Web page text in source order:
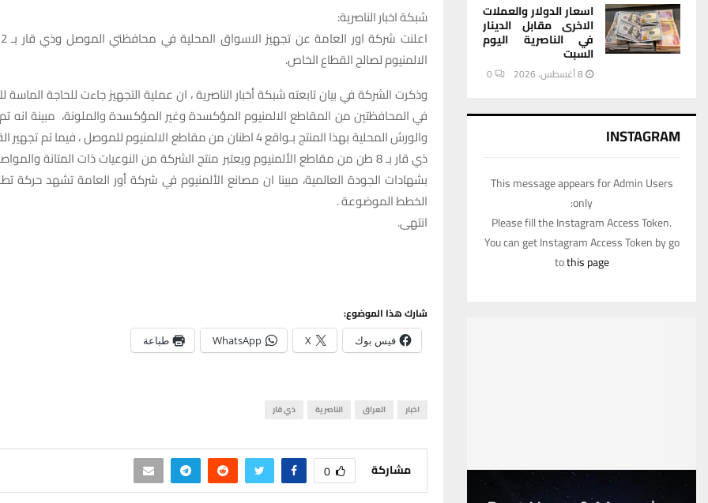
شبكة اخبار الناصرية:
الالمنيوم لصالح القطاع الخاص.
وذكرت الشركة في بيان تابعته شبكة أخبار الناصرية ، ان عملية التجهيز جاءت للحاجة الماسة
في المحافظتين من المقاطع الالمنيوم المؤكسدة وغير المؤكسدة والملونة، مبينة انه
والورش المحلية بهذا المنتج بـواقع 4 اطنان من مقاطع الالمنيوم للموصل ، فيما
ذي قار بـ 8 طن من مقاطع الألمنيوم ويعتبر منتج الشركة من النوعيات ذات المتانة
بشهادات الجودة العالمية، مبينا ان مصانع الألمنيوم في شركة أور العامة تشهد حركة
الخطط الموضوعة .
انتهى.
شارك هذا الموضوع:
فيس بوك X
WhatsApp طباعة
اخبار العراق الناصرية ذي قار
مشاركة 0
اسعار الدولار والعملات
الاخرى مقابل الدينار
في الناصرية اليوم
السبت
8 أغسطس، 2026 0
INSTAGRAM
This message appears for Admin Users
only:
Please fill the Instagram Access Token.
You can get Instagram Access Token by go
tothis page